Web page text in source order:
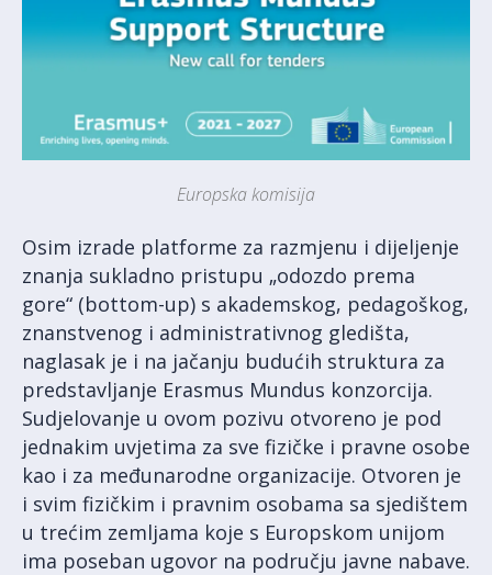
Europska komisija
Osim izrade platforme za razmjenu i dijeljenje
znanja sukladno pristupu „odozdo prema
gore“ (bottom-up) s akademskog, pedagoškog,
znanstvenog i administrativnog gledišta,
naglasak je i na jačanju budućih struktura za
predstavljanje Erasmus Mundus konzorcija.
Sudjelovanje u ovom pozivu otvoreno je pod
jednakim uvjetima za sve fizičke i pravne osobe
kao i za međunarodne organizacije. Otvoren je
i svim fizičkim i pravnim osobama sa sjedištem
u trećim zemljama koje s Europskom unijom
ima poseban ugovor na području javne nabave.